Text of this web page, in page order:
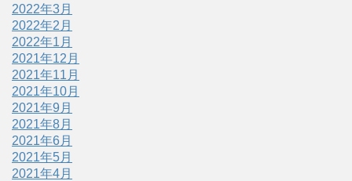
2022年3月
2022年2月
2022年1月
2021年12月
2021年11月
2021年10月
2021年9月
2021年8月
2021年6月
2021年5月
2021年4月